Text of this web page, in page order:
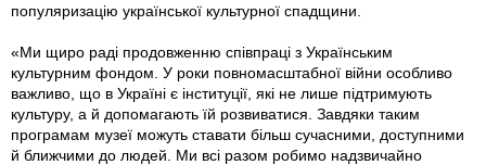
популяризацію української культурної спадщини.
«Ми щиро раді продовженню співпраці з Українським
культурним фондом. У роки повномасштабної війни особливо
важливо, що в Україні є інституції, які не лише підтримують
культуру, а й допомагають їй розвиватися. Завдяки таким
програмам музеї можуть ставати більш сучасними, доступними
й ближчими до людей. Ми всі разом робимо надзвичайно